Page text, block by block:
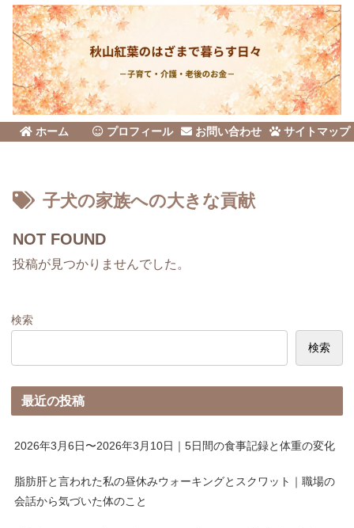
ホーム プロフィール お問い合わせ サイトマップ
子犬の家族への大きな貢献
NOT FOUND
投稿が見つかりませんでした。
検索
検索
最近の投稿
2026年3月6日〜2026年3月10日｜5日間の食事記録と体重の変化
脂肪肝と言われた私の昼休みウォーキングとスクワット｜職場の
会話から気づいた体のこと